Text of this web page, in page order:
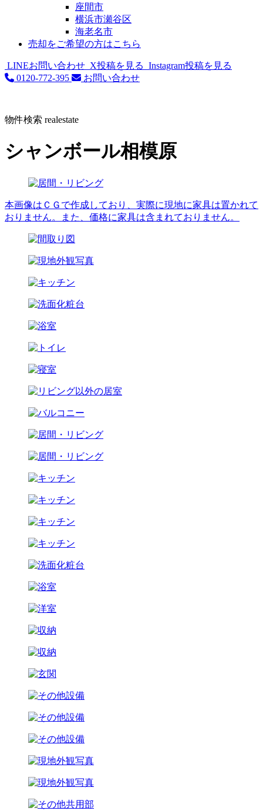
座間市
横浜市瀬谷区
海老名市
売却をご希望の方はこちら
LINEお問い合わせ X投稿を見る Instagram投稿を見る
0120-772-395
お問い合わせ
物件検索 realestate
シャンボール相模原
本画像はＣＧで作成しており、実際に現地に家具は置かれて
おりません。また、価格に家具は含まれておりません。